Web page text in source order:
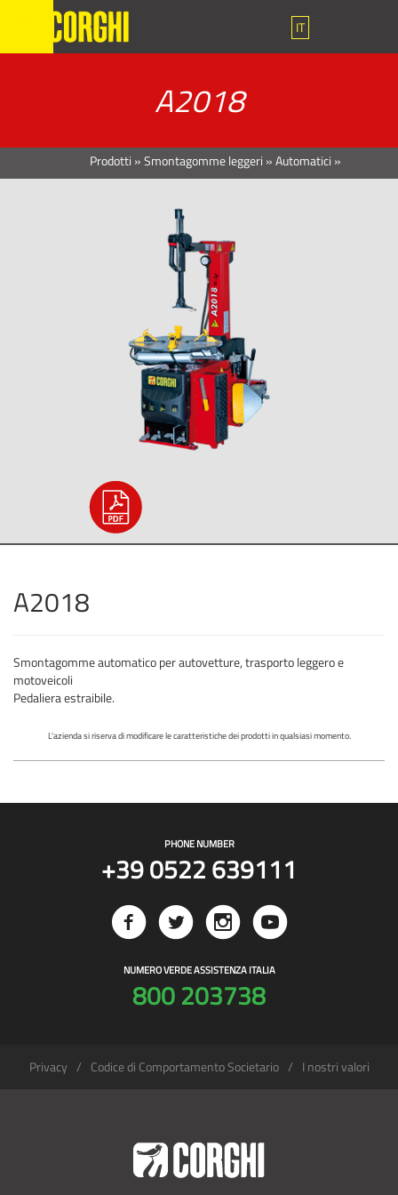
IT
A2018
Prodotti »Smontagomme leggeri »Automatici »
A2018
Smontagomme automatico per autovetture, trasporto leggero e
motoveicoli
Pedaliera estraibile.
L'azienda si riserva di modificare le caratteristiche dei prodotti in qualsiasi momento.
PHONE NUMBER
+39 0522 639111
NUMERO VERDE ASSISTENZA ITALIA
800 203738
Privacy Codice di Comportamento Societario I nostri valori